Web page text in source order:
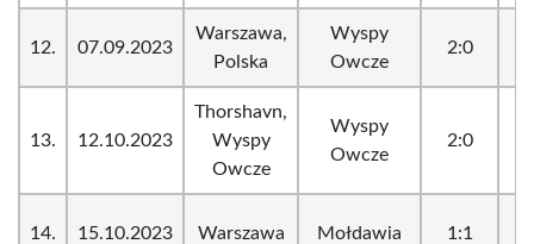
12. 07.09.2023
Warszawa,
Polska
Wyspy
Owcze
2:0
13. 12.10.2023
Thorshavn,
Wyspy
Owcze
Wyspy
Owcze
2:0
14. 15.10.2023 Warszawa Mołdawia 1:1